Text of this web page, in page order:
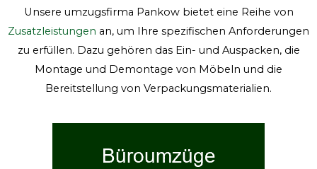
Unsere umzugsfirma Pankow bietet eine Reihe von
Zusatzleistungen an, um Ihre spezifischen Anforderungen
zu erfüllen. Dazu gehören das Ein- und Auspacken, die
Montage und Demontage von Möbeln und die
Bereitstellung von Verpackungsmaterialien.